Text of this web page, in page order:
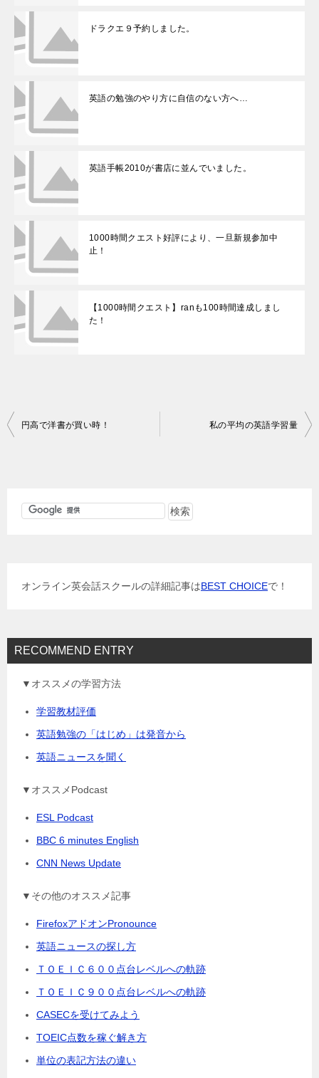
ドラクエ９予約しました。
英語の勉強のやり方に自信のない方へ…
英語手帳2010が書店に並んでいました。
1000時間クエスト好評により、一旦新規参加中
止！
【1000時間クエスト】ranも100時間達成しまし
た！
投
円高で洋書が買い時！ 私の平均の英語学習量
オンライン英会話スクールの詳細記事はBEST CHOICEで！
RECOMMEND ENTRY
▼オススメの学習方法
学習教材評価
英語勉強の「はじめ」は発音から
英語ニュースを聞く
▼オススメPodcast
ESL Podcast
BBC 6 minutes English
CNN News Update
▼その他のオススメ記事
FirefoxアドオンPronounce
英語ニュースの探し方
ＴＯＥＩＣ６００点台レベルへの軌跡
ＴＯＥＩＣ９００点台レベルへの軌跡
CASECを受けてみよう
TOEIC点数を稼ぐ解き方
単位の表記方法の違い